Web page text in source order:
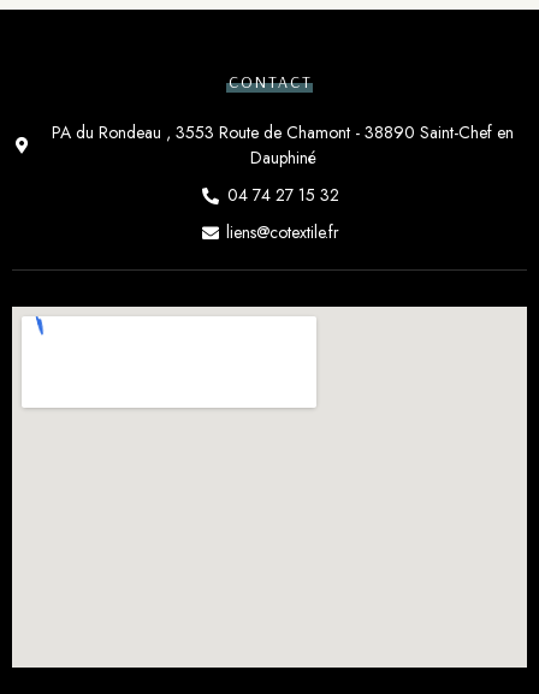
CONTACT
PA du Rondeau , 3553 Route de Chamont - 38890 Saint-Chef en
Dauphiné
04 74 27 15 32
liens@cotextile.fr